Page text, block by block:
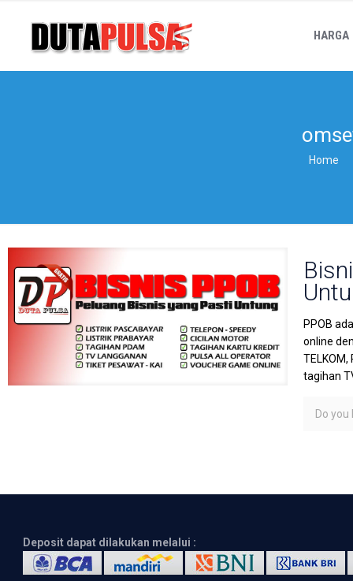
HARGA
Home
PPOB
online
tagihan
Do you
Deposit dapat dilakukan melalui :